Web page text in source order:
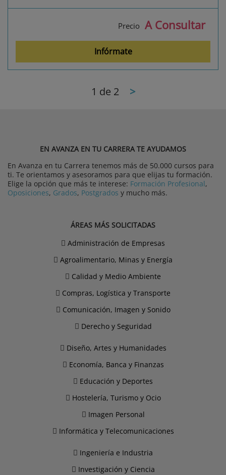
Precio A Consultar
Infórmate
1 de 2 >
EN AVANZA EN TU CARRERA TE AYUDAMOS
En Avanza en tu Carrera tenemos más de 50.000 cursos para
ti. Te orientamos y asesoramos para que elijas tu formación.
Elige la opción que más te interese: Formación Profesional,
Oposiciones, Grados, Postgrados y mucho más.
ÁREAS MÁS SOLICITADAS
Administración de Empresas
Agroalimentario, Minas y Energía
Calidad y Medio Ambiente
Compras, Logística y Transporte
Comunicación, Imagen y Sonido
Derecho y Seguridad
Diseño, Artes y Humanidades
Economía, Banca y Finanzas
Educación y Deportes
Hostelería, Turismo y Ocio
Imagen Personal
Informática y Telecomunicaciones
Ingeniería e Industria
Investigación y Ciencia